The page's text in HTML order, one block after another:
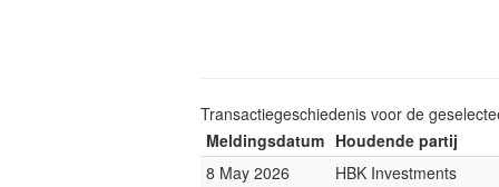
Transactiegeschiedenis voor de
Meldingsdatum Houdende partij
8 May 2026
HBK Investments